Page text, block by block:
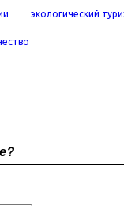
экологический